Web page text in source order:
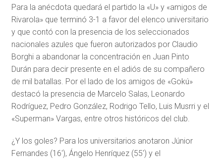
Para la anécdota quedará el partido la «U» y «amigos de
Rivarola» que terminó 3-1 a favor del elenco universitario
y que contó con la presencia de los seleccionados
nacionales azules que fueron autorizados por Claudio
Borghi a abandonar la concentración en Juan Pinto
Durán para decir presente en el adiós de su compañero
de mil batallas. Por el lado de los amigos de «Gokú»
destacó la presencia de Marcelo Salas, Leonardo
Rodríguez, Pedro González, Rodrigo Tello, Luis Musrri y el
«Superman» Vargas, entre otros históricos del club.
¿Y los goles? Para los universitarios anotaron Júnior
Fernandes (16′), Ángelo Henríquez (55′) y el